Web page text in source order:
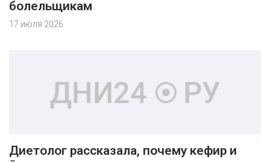
болельщикам
17 июля 2026
Диетолог рассказала, почему кефир и